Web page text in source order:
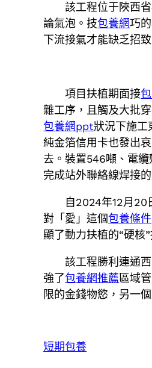
該工程位于陜西
論氣泡。技包養網巧
下流接氣才能缺乏招
項目扶植期面接
雜工序，且觸及大批
包養網ppt狀況下施工
純金箔信用卡也發出
去。裝置546噸、電纜
完成站外聯絡線焊接
自2024年12月20
對「愛」這個包養條件
顯了動力扶植的“硬核”
該工程勝利連通
強了包養網推薦區域
限的金錢物慾，另一
短期包養